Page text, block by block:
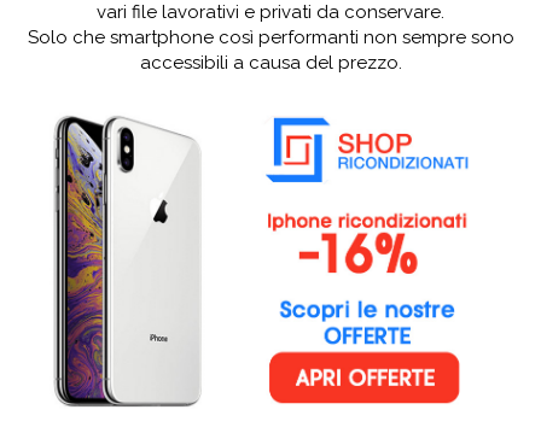
vari file lavorativi e privati da conservare.
Solo che smartphone così performanti non sempre sono
accessibili a causa del prezzo.